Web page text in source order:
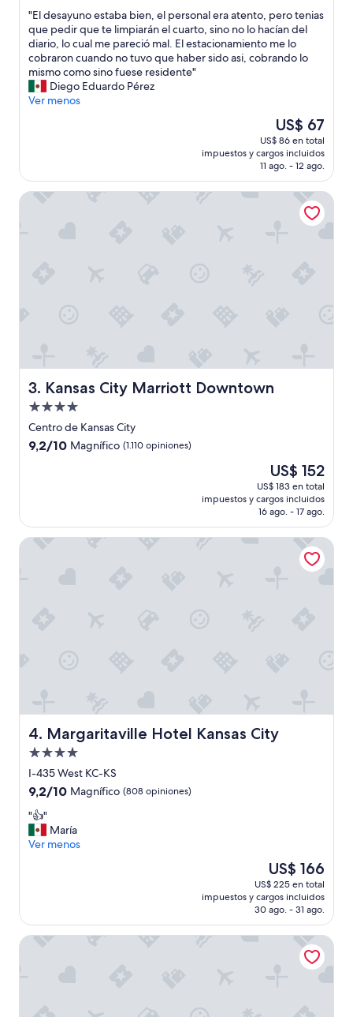
10,
Bueno,
(2.605
opiniones)
"
E
l
d
e
a
s
e
r
o
n
a
t
e
s
q
u
p
e
d
i
e
l
"El desayuno estaba bien, el personal era atento, pero tenias
que pedir que te limpiarán el cuarto, sino no lo hacían del
diario, lo cual me pareció mal. El estacionamiento me lo
cobraron cuando no tuvo que haber sido asi, cobrando lo
mismo como sino fuese residente"
Diego Eduardo Pérez
Ver menos
El
precio
actual
es
de
US$ 67
US$ 67
US$ 86 en total
impuestos y cargos incluidos
11 ago. - 12 ago.
3. Kansas City Marriott Downtown
Kansas City Marriott Downtown
Propiedad
de
4.0
Centro de Kansas City
9.2
9,2/10 Magnífico (1.110 opiniones)
El
precio
actual
es
de
US$ 152
US$ 152
US$ 183 en total
impuestos y cargos incluidos
16 ago. - 17 ago.
Kansas City Marriott Downtown
4. Margaritaville Hotel Kansas City
Margaritaville Hotel Kansas City
Propiedad
de
4.0
I-435 West KC-KS
9.2
10,
Magnífico,
(808
9,2/10 Magnífico (808 opiniones)
"
👍
"
"👍"
María
Ver menos
El
precio
actual
es
de
US$ 166
US$ 166
US$ 225 en total
impuestos y cargos incluidos
30 ago. - 31 ago.
Margaritaville Hotel Kansas City
Argosy Casino & Hotel